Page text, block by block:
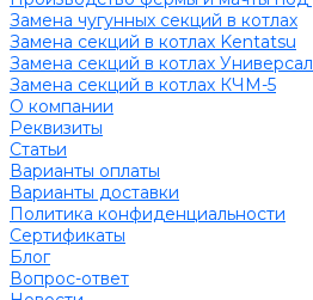
Замена чугунных секций в котлах
Замена секций в котлах Kentatsu
Замена секций в котлах
Замена секций в котлах КЧМ-5
О компании
Реквизиты
Статьи
Варианты оплаты
Варианты доставки
Политика конфиденциальности
Сертификаты
Блог
Вопрос-ответ